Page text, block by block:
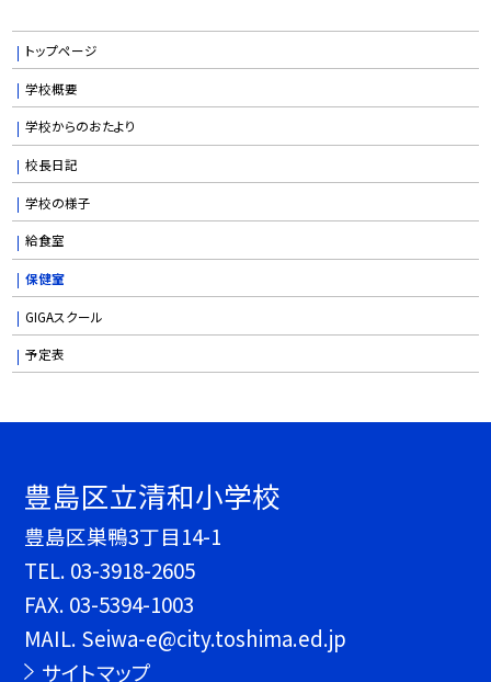
トップページ
学校概要
学校からのおたより
校長日記
学校の様子
給食室
保健室
GIGAスクール
予定表
豊島区立清和小学校
豊島区巣鴨3丁目14-1
TEL. 03-3918-2605
FAX. 03-5394-1003
MAIL. Seiwa-e@city.toshima.ed.jp
サイトマップ